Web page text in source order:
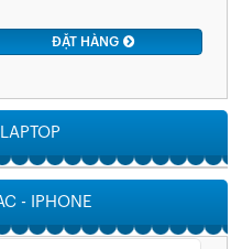
ĐẶT HÀNG
- IPHONE